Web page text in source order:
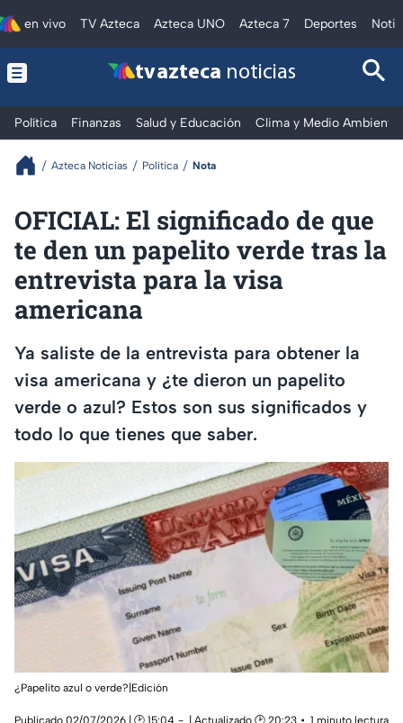
en vivo TV Azteca Azteca UNO Azteca 7 Deportes
tv azteca noticias
Política Finanzas Salud y Educación Clima y Medio Ambiente
Azteca Noticias Política Nota
OFICIAL: El significado de que
te den un papelito verde tras la
entrevista para la visa
americana
Ya saliste de la entrevista para obtener la
visa americana y ¿te dieron un papelito
verde o azul? Estos son sus significados y
todo lo que tienes que saber.
¿Papelito azul o verde?|Edición
Publicado 02/07/2026 | 🕑 15:04 | Actualizado 🕑 20:23
1 minuto lectura